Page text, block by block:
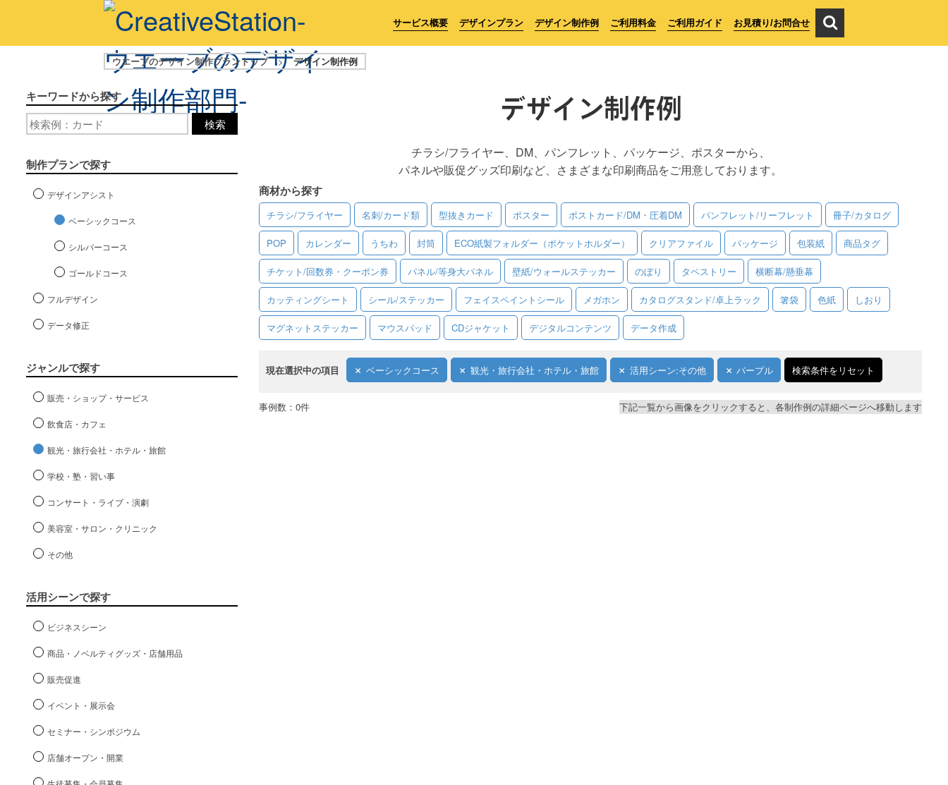
サービス概要 デザインプラン デザイン制作例 ご利用料金 ご利用ガイド お見積り/お問合せ
ウエーブのデザイン制作プラントップ > デザイン制作例
デザイン制作例
チラシ/フライヤー、DM、パンフレット、パッケージ、ポスターから、
パネルや販促グッズ印刷など、さまざまな印刷商品をご用意しております。
商材から探す
チラシ/フライヤー 名刺/カード類 型抜きカード ポスター ポストカード/DM・圧着DM パンフレット/リーフレット 冊子/カタログ
POP カレンダー うちわ 封筒 ECO紙製フォルダー（ポケットホルダー） クリアファイル パッケージ 包装紙 商品タグ
チケット/回数券・クーポン券 パネル/等身大パネル 壁紙/ウォールステッカー のぼり タペストリー 横断幕/懸垂幕
カッティングシート シール/ステッカー フェイスペイントシール メガホン カタログスタンド/卓上ラック 箸袋 色紙 しおり
マグネットステッカー マウスパッド CDジャケット デジタルコンテンツ データ作成
現在選択中の項目 ベーシックコース 観光・旅行会社・ホテル・旅館 活用シーン:その他 パープル 検索条件をリセット
キーワードから探す
検索
制作プランで探す
デザインアシスト
ベーシックコース
シルバーコース
ゴールドコース
フルデザイン
データ修正
ジャンルで探す
販売・ショップ・サービス
飲食店・カフェ
観光・旅行会社・ホテル・旅館
学校・塾・習い事
コンサート・ライブ・演劇
美容室・サロン・クリニック
その他
活用シーンで探す
ビジネスシーン
商品・ノベルティグッズ・店舗用品
販売促進
イベント・展示会
セミナー・シンポジウム
店舗オープン・開業
事例数：0件 下記一覧から画像をクリックすると、各制作例の詳細ページへ移動します